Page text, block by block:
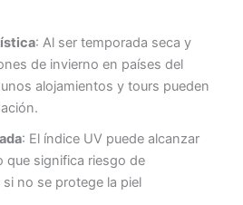
: Al ser temporada seca y
de invierno en países del
alojamientos y tours pueden
: El índice UV puede alcanzar
que significa riesgo de
no se protege la piel